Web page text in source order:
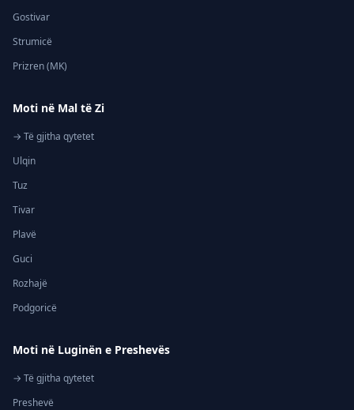
Gostivar
Strumicë
Prizren (MK)
Moti në Mal të Zi
→ Të gjitha qytetet
Ulqin
Tuz
Tivar
Plavë
Guci
Rozhajë
Podgoricë
Moti në Luginën e Preshevës
→ Të gjitha qytetet
Preshevë